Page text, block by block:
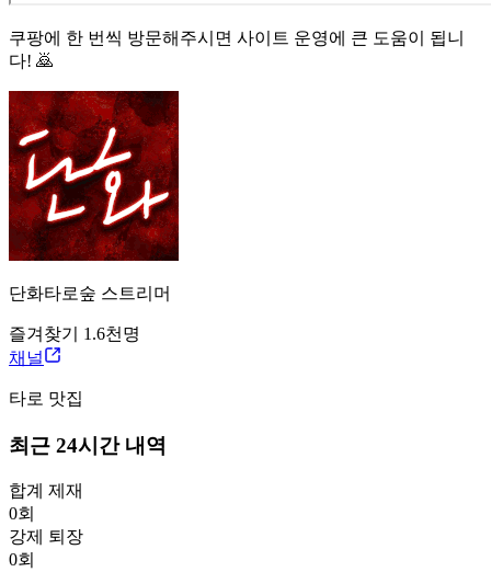
쿠팡에 한 번씩 방문해주시면 사이트 운영에 큰 도움이 됩니
다! 🙇
단화타로숲 스트리머
즐겨찾기 1.6천 명
채널
타로 맛집
최근 24시간 내역
합계 제재
0회
강제 퇴장
0회